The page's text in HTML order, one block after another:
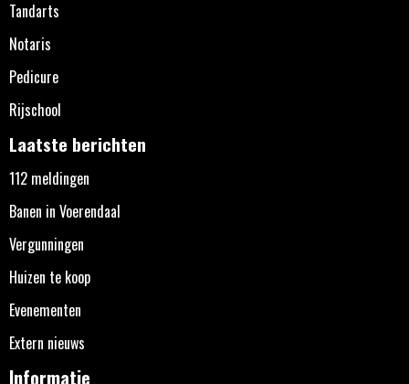
Tandarts
Notaris
Pedicure
Rijschool
Laatste berichten
112 meldingen
Banen in Voerendaal
Vergunningen
Huizen te koop
Evenementen
Extern nieuws
Informatie